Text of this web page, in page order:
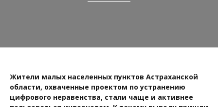
Жители малых населенных пунктов Астраханской
области, охваченные проектом по устранению
цифрового неравенства, стали чаще и активнее